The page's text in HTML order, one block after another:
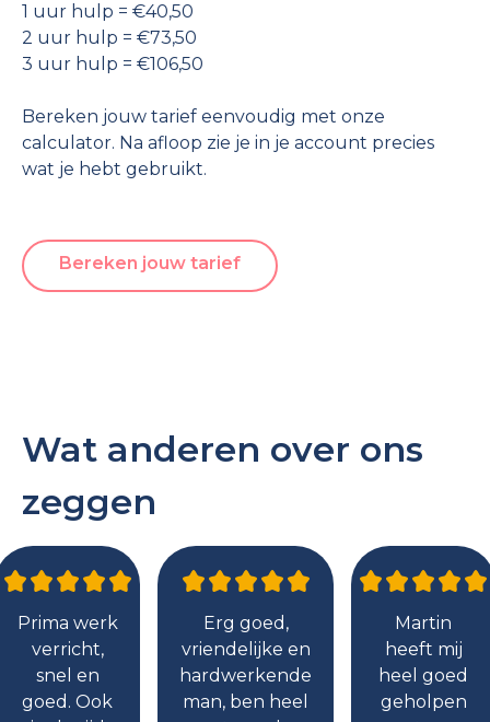
1 uur hulp = €40,50
2 uur hulp = €73,50
3 uur hulp = €106,50
Bereken jouw tarief eenvoudig met onze
calculator. Na afloop zie je in je account precies
wat je hebt gebruikt.
Bereken jouw tarief
Wat anderen over ons
zeggen
Prima werk
verricht,
snel en
goed. Ook
Erg goed,
vriendelijke en
hardwerkende
man, ben heel
Martin
heeft mij
heel goed
geholpen